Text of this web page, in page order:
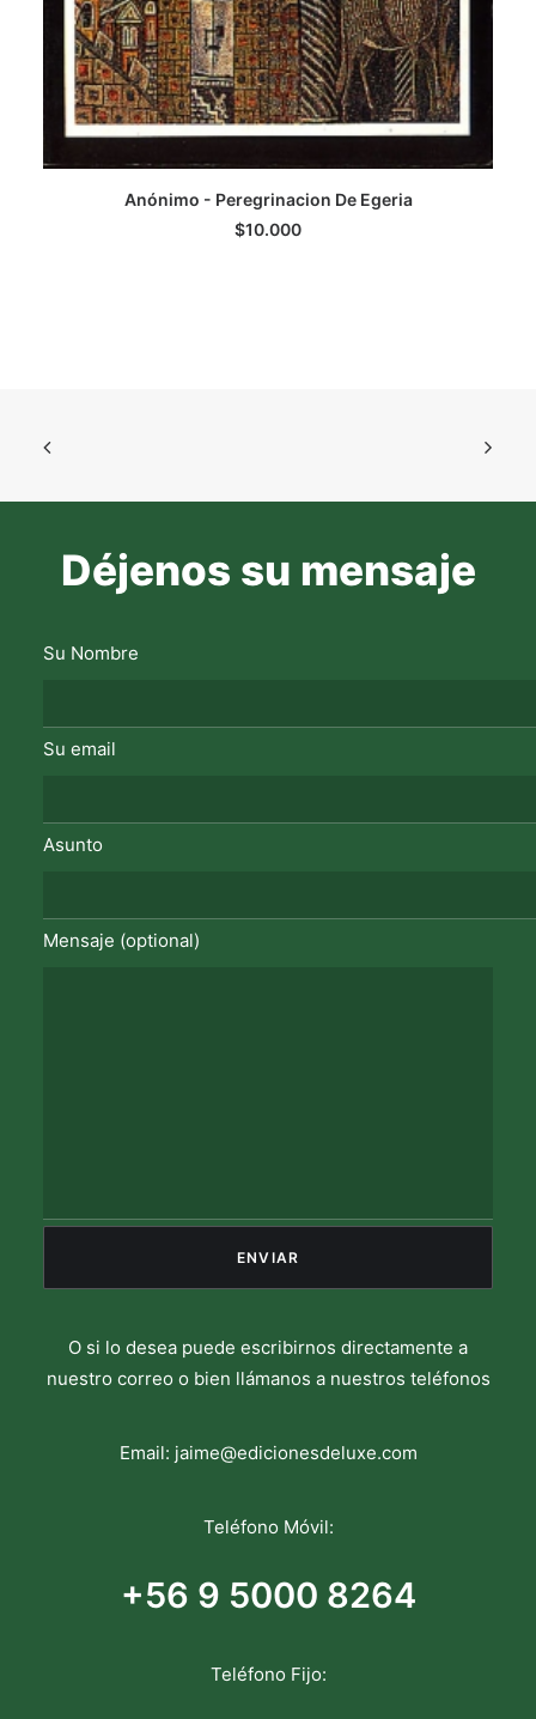
Anónimo - Peregrinacion De Egeria
$10.000
Déjenos su mensaje
Su Nombre
Su email
Asunto
Mensaje (optional)
O si lo desea puede escribirnos directamente a
nuestro correo o bien llámanos a nuestros teléfonos
Email: jaime@edicionesdeluxe.com
Teléfono Móvil:
+56 9 5000 8264
Teléfono Fijo: